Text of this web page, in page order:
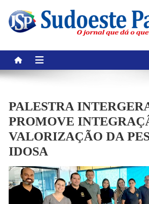
content
PALESTRA
PROMOVE
VALORIZAÇÃO DA
IDOSA